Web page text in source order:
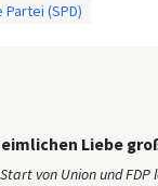
(SPD)
Liebe
von Union und